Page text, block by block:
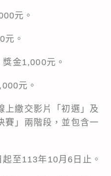
元。
元。
金1,000元。
元。
上繳交影片「初選」及
賽」兩階段，並包含一
至113年10月6日止。